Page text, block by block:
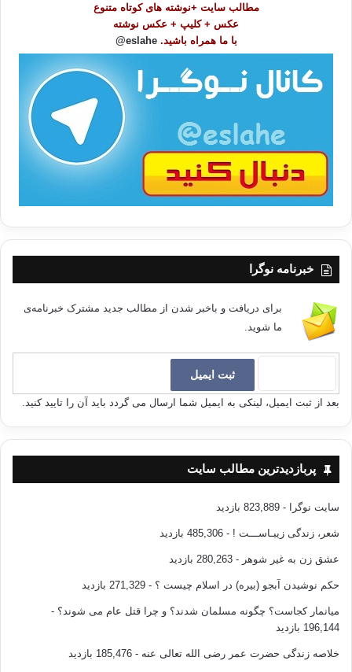
مطالب سایت +نوشته های کوتاه متنوع
عکس + کلیپ + عکس نوشته
با ما همراه باشید. eslahe@
خبرنامه نوگرا
برای دریافت و باخبر شدن از مطالب جدید مشترک خبرنامه‌ی
ما شوید.
بعد از ثبت ایمیل، لینکی به ایمیل شما ارسال می گردد باید آن را تایید کنید.
پربازدیدترین مطالب سایت
سایت نوگرا - 823,889 بازدید
شعر، زندگی زیبـاســـت ! - 485,306 بازدید
عشق زن به غیر شوهر - 280,263 بازدید
حکم نوشیدن آبجو (بیره) در اسلام چیست ؟ - 271,329 بازدید
میانمار کجاست؟ چگونه مسلمان شدند؟ و چرا قتل عام می شوند؟ -
196,144 بازدید
خلاصه زندگی حضرت عمر رضی الله تعالی عنه - 185,476 بازدید